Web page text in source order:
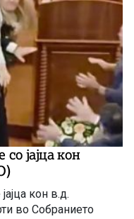
јајца кон
кон в.д.
во Собранието